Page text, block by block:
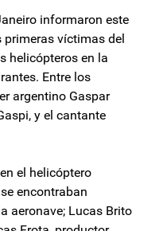
informaron este
víctimas del
helicópteros en la
Entre los
argentino Gaspar
y el cantante
el helicóptero
encontraban
aeronave; Lucas Brito